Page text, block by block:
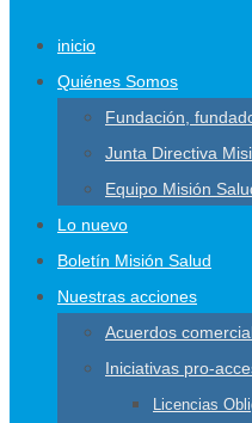
inicio
Quiénes Somos
Fundación,
Junta Directiva
Equipo Misión
Lo nuevo
Boletín Misión Salud
Nuestras acciones
Acuerdos
Iniciativas pro-
Licencias